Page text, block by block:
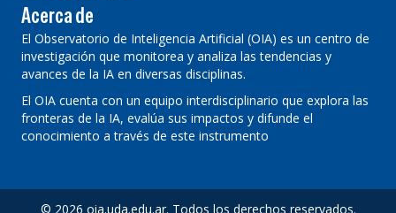
Acerca de
El Observatorio de Inteligencia Artificial (OIA) es un centro de
investigación que monitorea y analiza las tendencias y
avances de la IA en diversas disciplinas.
El OIA cuenta con un equipo interdisciplinario que explora las
fronteras de la IA, evalúa sus impactos y difunde el
conocimiento a través de este instrumento
© 2026 oia.uda.edu.ar. Todos los derechos reservados.